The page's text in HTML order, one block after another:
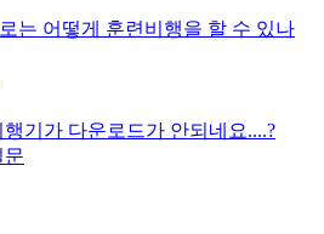
는 어떻게 훈련비행을 할 수 있나
기가 다운로드가 안되네요....?
문